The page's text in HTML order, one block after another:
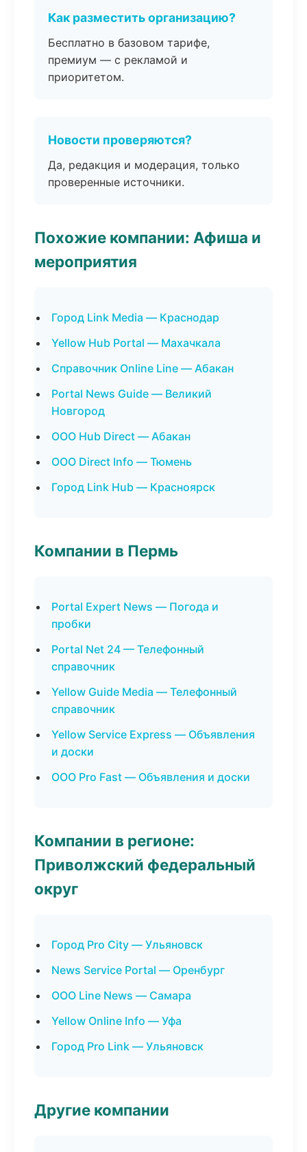
Как разместить организацию?
Бесплатно в базовом тарифе,
премиум — с рекламой и
приоритетом.
Новости проверяются?
Да, редакция и модерация, только
проверенные источники.
Похожие компании: Афиша и
мероприятия
Город Link Media — Краснодар
Yellow Hub Portal — Махачкала
Справочник Online Line — Абакан
Portal News Guide — Великий
Новгород
ООО Hub Direct — Абакан
ООО Direct Info — Тюмень
Город Link Hub — Красноярск
Компании в Пермь
Portal Expert News — Погода и
пробки
Portal Net 24 — Телефонный
справочник
Yellow Guide Media — Телефонный
справочник
Yellow Service Express — Объявления
и доски
ООО Pro Fast — Объявления и доски
Компании в регионе:
Приволжский федеральный
округ
Город Pro City — Ульяновск
News Service Portal — Оренбург
ООО Line News — Самара
Yellow Online Info — Уфа
Город Pro Link — Ульяновск
Другие компании